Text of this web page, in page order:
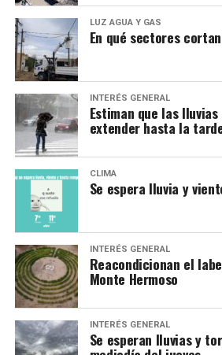
LUZ AGUA Y GAS
En qué sectores
INTERÉS GENERAL
Estiman que las
extender hasta la
CLIMA
Se espera lluvia y
INTERÉS GENERAL
Reacondicionan el
Monte Hermoso
INTERÉS GENERAL
Se esperan lluvias y